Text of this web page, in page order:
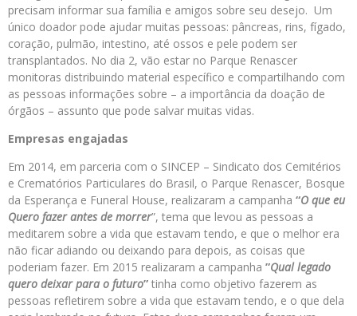
precisam informar sua família e amigos sobre seu desejo. Um
único doador pode ajudar muitas pessoas: pâncreas, rins, fígado,
coração, pulmão, intestino, até ossos e pele podem ser
transplantados. No dia 2, vão estar no Parque Renascer
monitoras distribuindo material específico e compartilhando com
as pessoas informações sobre – a importância da doação de
órgãos – assunto que pode salvar muitas vidas.
Empresas engajadas
Em 2014, em parceria com o SINCEP – Sindicato dos Cemitérios
e Crematórios Particulares do Brasil, o Parque Renascer, Bosque
da Esperança e Funeral House, realizaram a campanha “O que eu
Quero fazer antes de morrer”, tema que levou as pessoas a
meditarem sobre a vida que estavam tendo, e que o melhor era
não ficar adiando ou deixando para depois, as coisas que
poderiam fazer. Em 2015 realizaram a campanha ”Qual legado
quero deixar para o futuro” tinha como objetivo fazerem as
pessoas refletirem sobre a vida que estavam tendo, e o que dela